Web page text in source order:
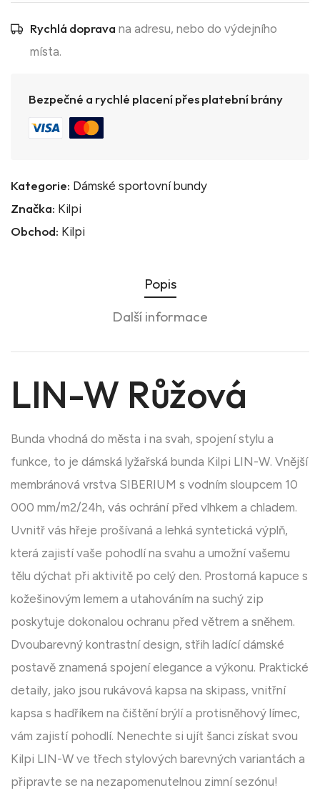
Rychlá doprava na adresu, nebo do výdejního
místa.
Bezpečné a rychlé placení přes platební brány
Kategorie: Dámské sportovní bundy
Značka: Kilpi
Obchod: Kilpi
Popis
Další informace
LIN-W Růžová
Bunda vhodná do města i na svah, spojení stylu a
funkce, to je dámská lyžařská bunda Kilpi LIN-W. Vnější
membránová vrstva SIBERIUM s vodním sloupcem 10
000 mm/m2/24h, vás ochrání před vlhkem a chladem.
Uvnitř vás hřeje prošívaná a lehká syntetická výplň,
která zajistí vaše pohodlí na svahu a umožní vašemu
tělu dýchat při aktivitě po celý den. Prostorná kapuce s
kožešinovým lemem a utahováním na suchý zip
poskytuje dokonalou ochranu před větrem a sněhem.
Dvoubarevný kontrastní design, střih ladící dámské
postavě znamená spojení elegance a výkonu. Praktické
detaily, jako jsou rukávová kapsa na skipass, vnitřní
kapsa s hadříkem na čištění brýlí a protisněhový límec,
vám zajistí pohodlí. Nenechte si ujít šanci získat svou
Kilpi LIN-W ve třech stylových barevných variantách a
připravte se na nezapomenutelnou zimní sezónu!